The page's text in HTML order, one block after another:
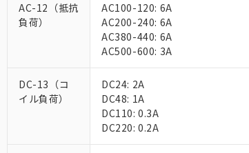
AC-12（抵抗
負荷）
AC100-120: 6A
AC200-240: 6A
AC380-440: 6A
AC500-600: 3A
DC-13（コ
イル負荷）
DC24: 2A
DC48: 1A
DC110: 0.3A
DC220: 0.2A